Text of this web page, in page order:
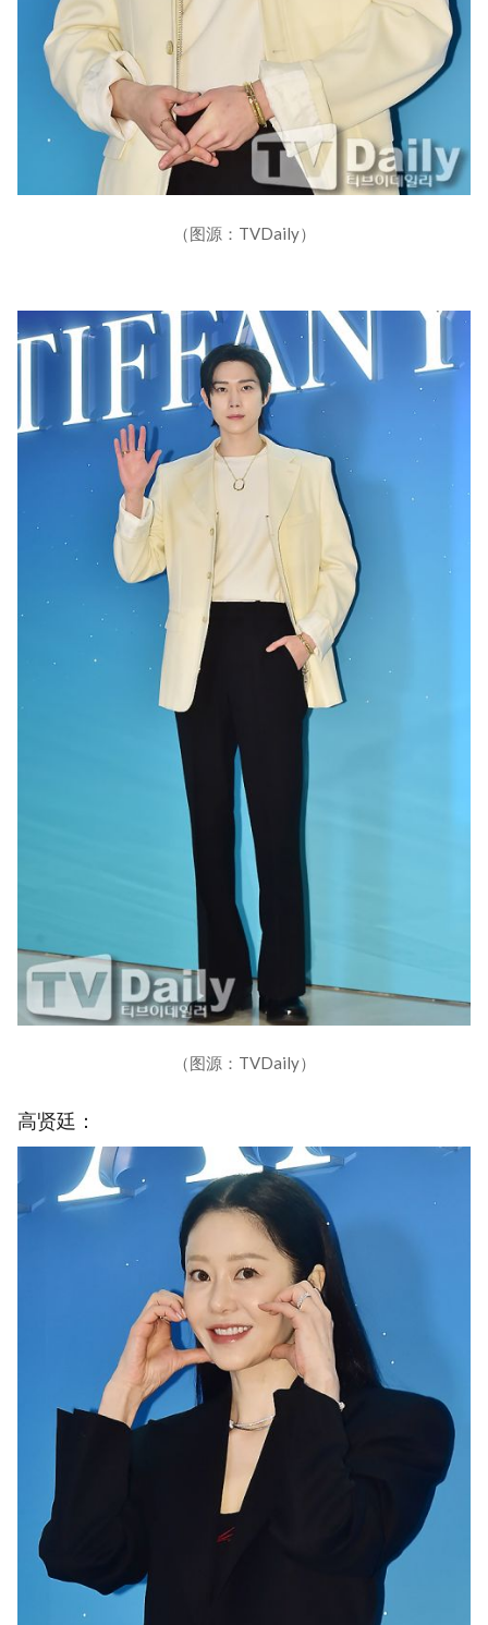
（图源：TVDaily）
（图源：TVDaily）
高贤廷：